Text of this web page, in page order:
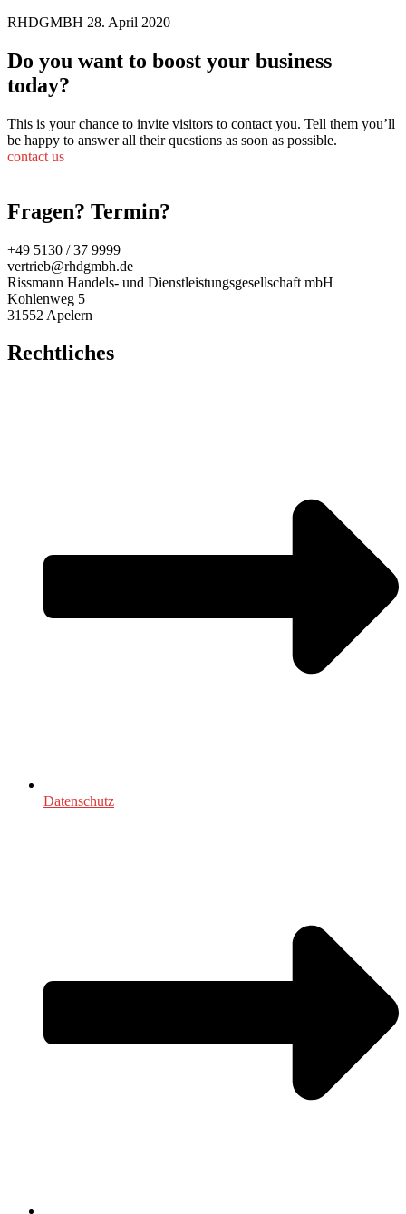
RHDGMBH 28. April 2020
Do you want to boost your business
today?
This is your chance to invite visitors to contact you. Tell them you’ll
be happy to answer all their questions as soon as possible.
contact us
Fragen? Termin?
+49 5130 / 37 9999
vertrieb@rhdgmbh.de
Rissmann Handels- und Dienstleistungsgesellschaft mbH
Kohlenweg 5
31552 Apelern
Rechtliches
Datenschutz